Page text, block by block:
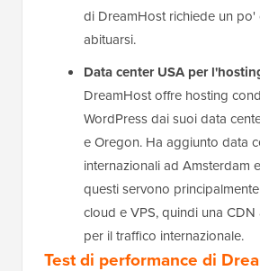
di DreamHost richiede un
abituarsi.
Data center USA per
DreamHost offre hosting
WordPress dai suoi data
e Oregon. Ha aggiunto data
internazionali ad Amsterdam
questi servono
cloud e VPS, quindi una
per il traffico internazionale.
Test di performance di